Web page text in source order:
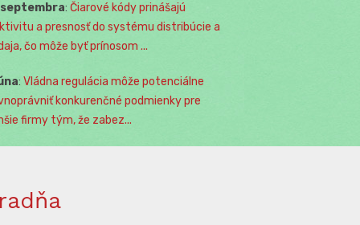
septembra: Čiarové kódy prinášajú
a presnosť do systému distribúcie a
čo môže byť prínosom ...
: Vládna regulácia môže potenciálne
konkurenčné podmienky pre
firmy tým, že zabez...